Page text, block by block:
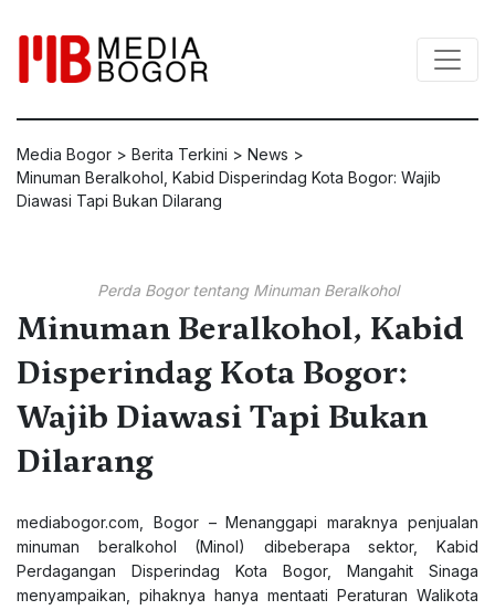
Media Bogor > Berita Terkini > News >
Minuman Beralkohol, Kabid Disperindag Kota Bogor: Wajib
Diawasi Tapi Bukan Dilarang
Perda Bogor tentang Minuman Beralkohol
Minuman Beralkohol, Kabid
Disperindag Kota Bogor:
Wajib Diawasi Tapi Bukan
Dilarang
mediabogor.com , Bogor – Menanggapi maraknya penjualan
minuman beralkohol (Minol) dibeberapa sektor, Kabid
Perdagangan Disperindag Kota Bogor, Mangahit Sinaga
menyampaikan, pihaknya hanya mentaati Peraturan Walikota